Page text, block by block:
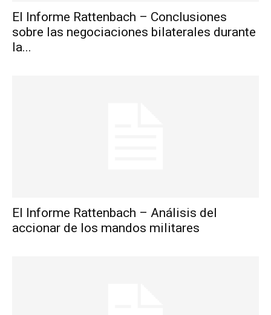
El Informe Rattenbach – Conclusiones
sobre las negociaciones bilaterales durante
la...
El Informe Rattenbach – Análisis del
accionar de los mandos militares